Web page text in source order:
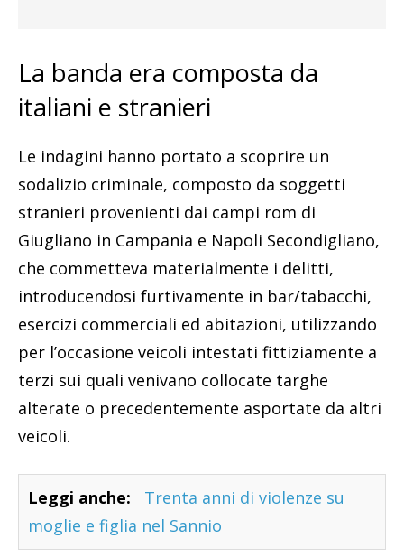
La banda era composta da
italiani e stranieri
Le indagini hanno portato a scoprire un
sodalizio criminale, composto da soggetti
stranieri provenienti dai campi rom di
Giugliano in Campania e Napoli Secondigliano,
che commetteva materialmente i delitti,
introducendosi furtivamente in bar/tabacchi,
esercizi commerciali ed abitazioni, utilizzando
per l’occasione veicoli intestati fittiziamente a
terzi sui quali venivano collocate targhe
alterate o precedentemente asportate da altri
veicoli.
Leggi anche:
Trenta anni di violenze su
moglie e figlia nel Sannio